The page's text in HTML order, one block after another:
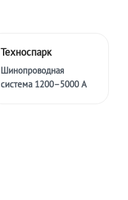
Техноспарк
Шинопроводная
система 1200–5000 А